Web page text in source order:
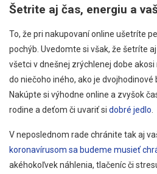
Šetrite aj čas, energiu a
To, že pri nakupovaní online ušetríte
pochýb. Uvedomte si však, že šetríte
všetci v dnešnej zrýchlenej dobe
do niečoho iného, ako je dvojhodinové
Nakúpte si výhodne online a zvyšok
rodine a deťom či uvariť si dobré jedlo.
V neposlednom rade chránite tak aj
koronavírusom sa budeme musieť
akéhokoľvek náhlenia, tlačeníc či